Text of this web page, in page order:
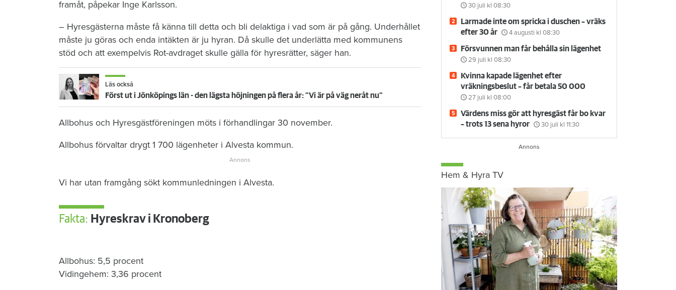
framåt, påpekar Inge Karlsson.
– Hyresgästerna måste få känna till detta och bli delaktiga i vad som är på gång. Underhållet
måste ju göras och enda intäkten är ju hyran. Då skulle det underlätta med kommunens
stöd och att exempelvis Rot-avdraget skulle gälla för hyresrätter, säger han.
Läs också
Först ut i Jönköpings län - den lägsta höjningen på flera år: "Vi är på väg neråt nu"
Allbohus och Hyresgästföreningen möts i förhandlingar 30 november.
Allbohus förvaltar drygt 1 700 lägenheter i Alvesta kommun.
Vi har utan framgång sökt kommunledningen i Alvesta.
Fakta: Hyreskrav i Kronoberg
Allbohus: 5,5 procent
Vidingehem: 3,36 procent
30 juli kl 08:30
Larmade inte om spricka i duschen – vräks
efter 30 år
4 augusti kl 08:30
Försvunnen man får behålla sin lägenhet
29 juli kl 08:30
Kvinna kapade lägenhet efter
vräkningsbeslut – får betala 50 000
27 juli kl 08:00
Värdens miss gör att hyresgäst får bo kvar
– trots 13 sena hyror
30 juli kl 11:30
Hem & Hyra TV